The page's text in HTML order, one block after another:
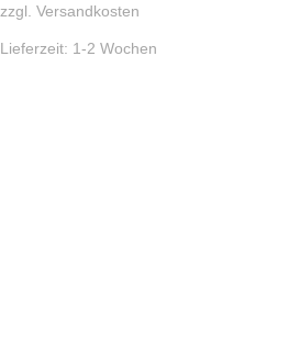
zzgl. Versandkosten
Lieferzeit: 1-2 Wochen